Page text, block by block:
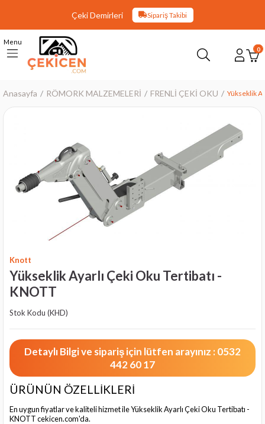
Çeki Demirleri Sipariş Takibi
Menu
0
Anasayfa RÖMORK MALZEMELERİ FRENLİ ÇEKİ OKU Yükseklik
Knott
Yükseklik Ayarlı Çeki Oku Tertibatı -
KNOTT
Stok Kodu (KHD)
Detaylı Bilgi ve sipariş için lütfen arayınız : 0532
442 60 17
ÜRÜNÜN ÖZELLİKLERİ
En uygun fiyatlar ve kaliteli hizmet ile Yükseklik Ayarlı Çeki Oku Tertibatı -
KNOTT cekicen.com'da.